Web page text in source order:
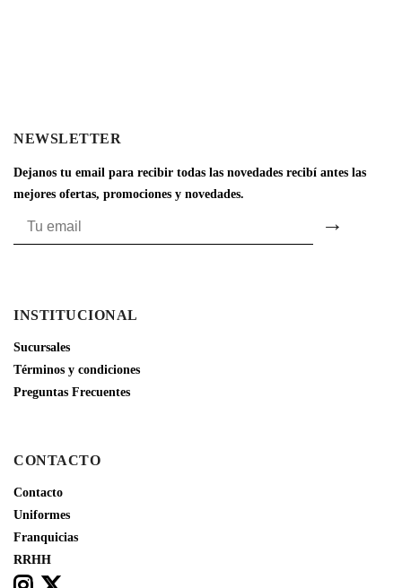
NEWSLETTER
Dejanos tu email para recibir todas las novedades recibí antes las
mejores ofertas, promociones y novedades.
INSTITUCIONAL
Sucursales
Términos y condiciones
Preguntas Frecuentes
CONTACTO
Contacto
Uniformes
Franquicias
RRHH